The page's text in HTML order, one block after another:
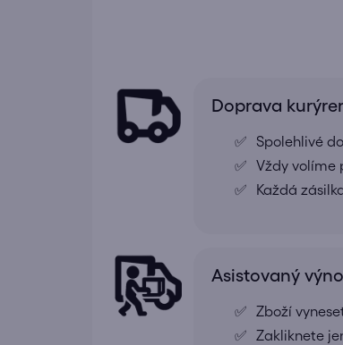
Doprava
Spolehlivé
Vždy volíme
Každá
Asistovaný
Zboží
Zakliknete